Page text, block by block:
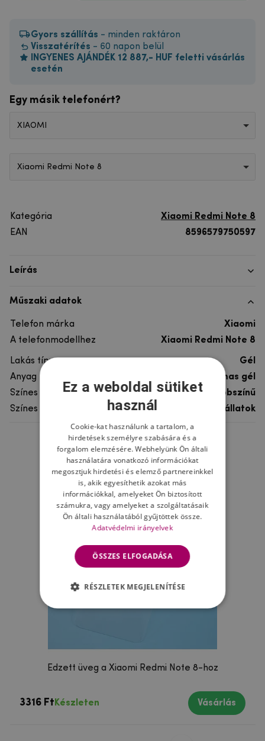
Gyors szállítás - minden raktáron
Visszatérítés - 60 napon belül
INGYENES AJÁNDÉK 12 887,- HUF feletti vásárlás
esetén
Egy másik telefonért?
XIAOMI
Xiaomi Redmi Note 8
Kategória
Xiaomi Redmi Note 8
EAN
8596579750597
Leírás
Műszaki adatok
Telefon márka
Xiaomi
A telefonmodellhez
Xiaomi Redmi Note 8
Lakás típusa
Gél
Anyag
rugalmas gél
Színes
többszínű
Színes motívum
Egyéb állatok
Ne felejtsd el
Edzett üveg a Xiaomi Redmi Note 8-hoz
3316 Ft Készleten Vásárlás
Ez a weboldal sütiket
használ
Cookie-kat használunk a tartalom, a
hirdetések személyre szabására és a
forgalom elemzésére. Webhelyünk Ön általi
használatára vonatkozó információkat
megosztjuk hirdetési és elemző partnereinkkel
is, akik egyesíthetik azokat más
információkkal, amelyeket Ön biztosított
számukra, vagy amelyeket a szolgáltatásaik
Ön általi használatából gyűjtöttek össze.
Adatvédelmi irányelvek
ÖSSZES ELFOGADÁSA
RÉSZLETEK MEGJELENÍTÉSE